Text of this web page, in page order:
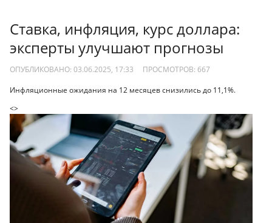
Ставка, инфляция, курс доллара:
эксперты улучшают прогнозы
ОПУБЛИКОВАНО: 03.06.2025, 17:33 ПРОСМОТРОВ: 667
Инфляционные ожидания на 12 месяцев снизились до 11,1%.
<>